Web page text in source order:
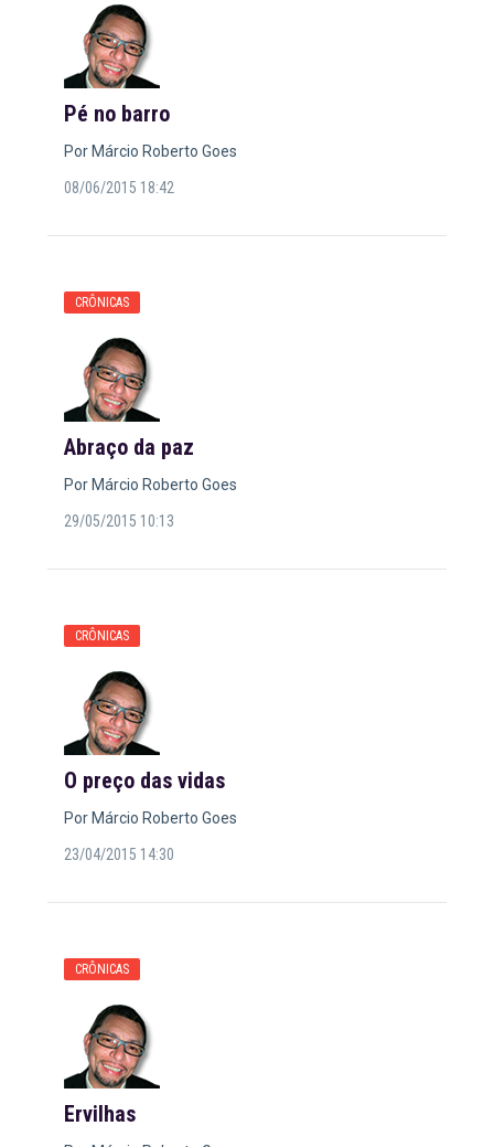
Pé no barro
Por Márcio Roberto Goes
08/06/2015 18:42
CRÔNICAS
Abraço da paz
Por Márcio Roberto Goes
29/05/2015 10:13
CRÔNICAS
O preço das vidas
Por Márcio Roberto Goes
23/04/2015 14:30
CRÔNICAS
Ervilhas